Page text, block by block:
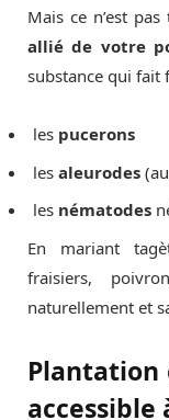
Mais ce n’est
allié de votre
substance qui fait
les pucerons
les aleurodes
les nématodes
En mariant
fraisiers,
naturellement et
accessible